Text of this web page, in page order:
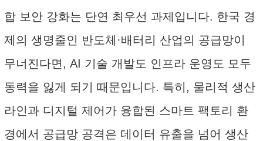
합 보안 강화는 단연 최우선 과제입니다. 한국 경
제의 생명줄인 반도체·배터리 산업의 공급망이
무너진다면, AI 기술 개발도 인프라 운영도 모두
동력을 잃게 되기 때문입니다. 특히, 물리적 생산
라인과 디지털 제어가 융합된 스마트 팩토리 환
경에서 공급망 공격은 데이터 유출을 넘어 생산